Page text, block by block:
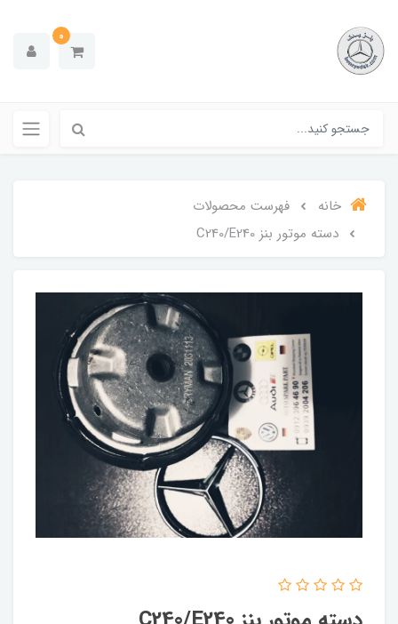
0
خانه
فهرست محصولات
دسته موتور بنز C240/E240